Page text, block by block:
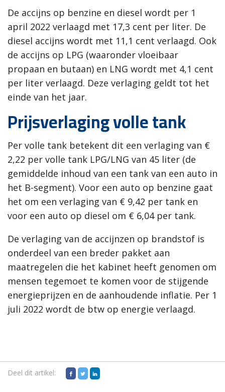
De accijns op benzine en diesel wordt per 1
april 2022 verlaagd met 17,3 cent per liter. De
diesel accijns wordt met 11,1 cent verlaagd. Ook
de accijns op LPG (waaronder vloeibaar
propaan en butaan) en LNG wordt met 4,1 cent
per liter verlaagd. Deze verlaging geldt tot het
einde van het jaar.
Prijsverlaging volle tank
Per volle tank betekent dit een verlaging van €
2,22 per volle tank LPG/LNG van 45 liter (de
gemiddelde inhoud van een tank van een auto in
het B-segment). Voor een auto op benzine gaat
het om een verlaging van € 9,42 per tank en
voor een auto op diesel om € 6,04 per tank.
De verlaging van de accijnzen op brandstof is
onderdeel van een breder pakket aan
maatregelen die het kabinet heeft genomen om
mensen tegemoet te komen voor de stijgende
energieprijzen en de aanhoudende inflatie. Per 1
juli 2022 wordt de btw op energie verlaagd.
Deel dit artikel: